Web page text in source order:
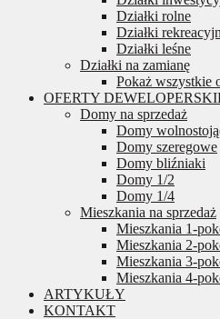
Działki rolne
Działki
Działki leśne
Działki na zamianę
Pokaż wszystkie
OFERTY
Domy na sprzedaż
Domy
Domy szeregowe
Domy bliźniaki
Domy 1/2
Domy 1/4
Mieszkania na sprzedaż
Mieszkania 1-
Mieszkania 2-
Mieszkania 3-
Mieszkania 4-
ARTYKUŁY
KONTAKT